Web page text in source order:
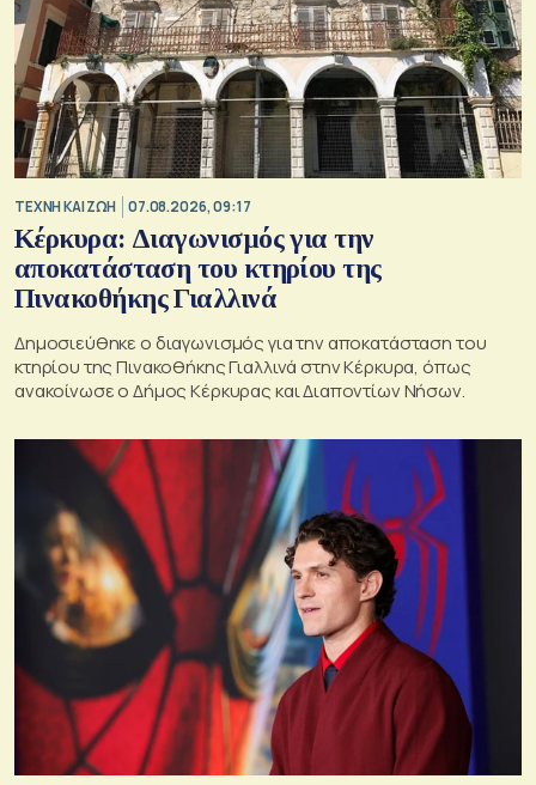
TΕΧΝΗ ΚΑΙ ΖΩΗ 07.08.2026, 09:17
Κέρκυρα: Διαγωνισμός για την
αποκατάσταση του κτηρίου της
Πινακοθήκης Γιαλλινά
Δημοσιεύθηκε ο διαγωνισμός για την αποκατάσταση του
κτηρίου της Πινακοθήκης Γιαλλινά στην Κέρκυρα, όπως
ανακοίνωσε ο Δήμος Κέρκυρας και Διαποντίων Νήσων.